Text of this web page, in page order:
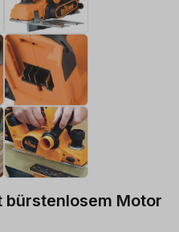
bürstenlosem Motor